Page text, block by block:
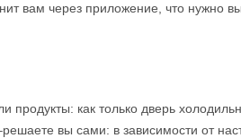
вам через приложение, что нужно
как только дверь
вы сами: в зависимости от